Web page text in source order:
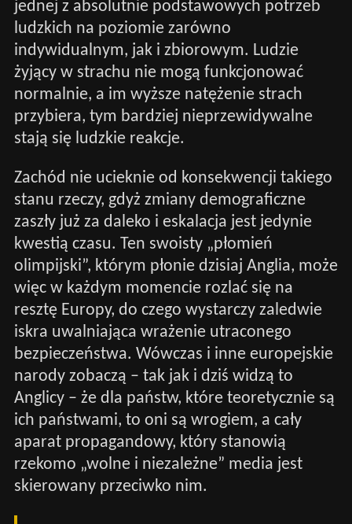
jednej z absolutnie podstawowych potrzeb
ludzkich na poziomie zarówno
indywidualnym, jak i zbiorowym. Ludzie
żyjący w strachu nie mogą funkcjonować
normalnie, a im wyższe natężenie strach
przybiera, tym bardziej nieprzewidywalne
stają się ludzkie reakcje.
Zachód nie ucieknie od konsekwencji takiego
stanu rzeczy, gdyż zmiany demograficzne
zaszły już za daleko i eskalacja jest jedynie
kwestią czasu. Ten swoisty „płomień
olimpijski”, którym płonie dzisiaj Anglia, może
więc w każdym momencie rozlać się na
resztę Europy, do czego wystarczy zaledwie
iskra uwalniająca wrażenie utraconego
bezpieczeństwa. Wówczas i inne europejskie
narody zobaczą – tak jak i dziś widzą to
Anglicy – że dla państw, które teoretycznie są
ich państwami, to oni są wrogiem, a cały
aparat propagandowy, który stanowią
rzekomo „wolne i niezależne” media jest
skierowany przeciwko nim.